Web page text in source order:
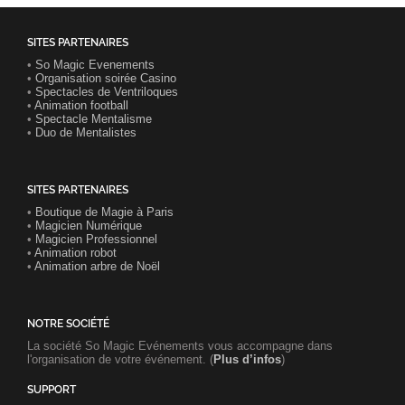
SITES PARTENAIRES
• So Magic Evenements
• Organisation soirée Casino
• Spectacles de Ventriloques
• Animation football
• Spectacle Mentalisme
• Duo de Mentalistes
SITES PARTENAIRES
• Boutique de Magie à Paris
• Magicien Numérique
• Magicien Professionnel
• Animation robot
• Animation arbre de Noël
NOTRE SOCIÉTÉ
La société So Magic Evénements vous accompagne dans
l'organisation de votre événement. (Plus d’infos)
SUPPORT